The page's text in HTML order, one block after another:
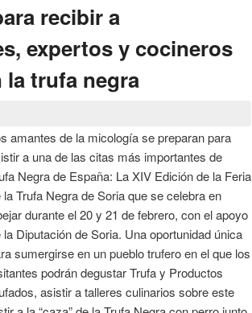
recibir a
expertos y cocineros
la trufa negra
amantes de la micología se preparan para
a una de las citas más importantes de
Negra de España: La XIV Edición de la Feria
la Trufa Negra de Soria que se celebra en
durante el 20 y 21 de febrero, con el apoyo
la Diputación de Soria. Una oportunidad única
sumergirse en un pueblo trufero en el que los
podrán degustar Trufa y Productos
asistir a talleres culinarios sobre este